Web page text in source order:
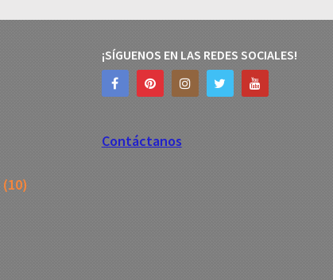
(10)
¡SÍGUENOS EN LAS REDES SOCIALES!
Contáctanos